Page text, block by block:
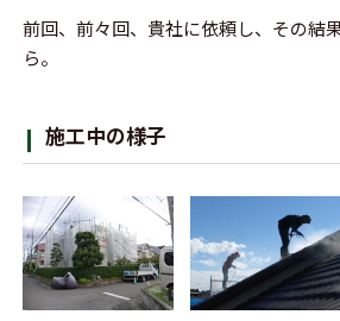
前回、前々回、貴社に依頼し、その結
ら。
施工中の様子